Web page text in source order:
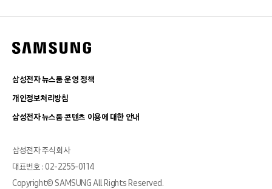
삼성전자 뉴스룸 운영 정책
개인정보처리방침
삼성전자 뉴스룸 콘텐츠 이용에 대한 안내
삼성전자 주식회사
대표번호 : 02-2255-0114
Copyright© SAMSUNG All Rights Reserved.